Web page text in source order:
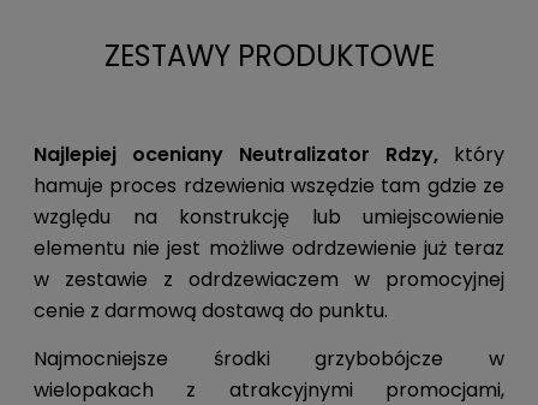
ZESTAWY PRODUKTOWE
Najlepiej oceniany Neutralizator Rdzy, który
hamuje proces rdzewienia wszędzie tam gdzie ze
względu na konstrukcję lub umiejscowienie
elementu nie jest możliwe odrdzewienie już teraz
w zestawie z odrdzewiaczem w promocyjnej
cenie z darmową dostawą do punktu.
Najmocniejsze środki grzybobójcze w
wielopakach z atrakcyjnymi promocjami,